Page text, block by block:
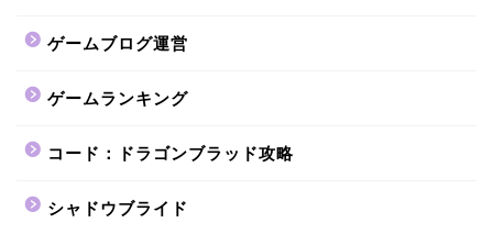
ゲームブログ運営
ゲームランキング
コード：ドラゴンブラッド攻略
シャドウブライド